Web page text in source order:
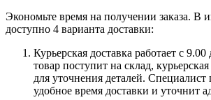
Экономьте время на получении заказа. В
доступно 4 варианта доставки:
Курьерская доставка работает с
товар поступит на склад,
для уточнения деталей.
удобное время доставки и уточнит